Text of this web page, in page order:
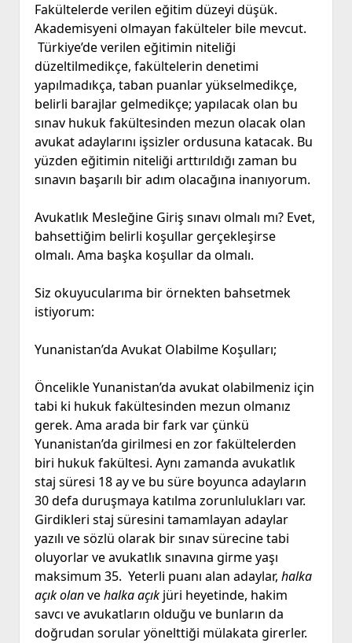
Fakültelerde verilen eğitim düzeyi düşük.
Akademisyeni olmayan fakülteler bile mevcut.
Türkiye’de verilen eğitimin niteliği
düzeltilmedikçe, fakültelerin denetimi
yapılmadıkça, taban puanlar yükselmedikçe,
belirli barajlar gelmedikçe; yapılacak olan bu
sınav hukuk fakültesinden mezun olacak olan
avukat adaylarını işsizler ordusuna katacak. Bu
yüzden eğitimin niteliği arttırıldığı zaman bu
sınavın başarılı bir adım olacağına inanıyorum.
Avukatlık Mesleğine Giriş sınavı olmalı mı? Evet,
bahsettiğim belirli koşullar gerçekleşirse
olmalı. Ama başka koşullar da olmalı.
Siz okuyucularıma bir örnekten bahsetmek
istiyorum:
Yunanistan’da Avukat Olabilme Koşulları;
Öncelikle Yunanistan’da avukat olabilmeniz için
tabi ki hukuk fakültesinden mezun olmanız
gerek. Ama arada bir fark var çünkü
Yunanistan’da girilmesi en zor fakültelerden
biri hukuk fakültesi. Aynı zamanda avukatlık
staj süresi 18 ay ve bu süre boyunca adayların
30 defa duruşmaya katılma zorunlulukları var.
Girdikleri staj süresini tamamlayan adaylar
yazılı ve sözlü olarak bir sınav sürecine tabi
oluyorlar ve avukatlık sınavına girme yaşı
maksimum 35. Yeterli puanı alan adaylar, halka
açık olanvehalka açık jüri heyetinde, hakim
savcı ve avukatların olduğu ve bunların da
doğrudan sorular yönelttiği mülakata girerler.